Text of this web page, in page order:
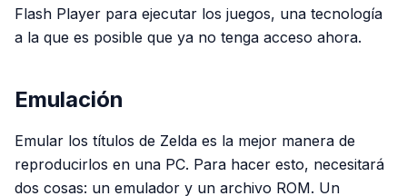
Flash Player para ejecutar los juegos, una tecnología
a la que es posible que ya no tenga acceso ahora.
Emulación
Emular los títulos de Zelda es la mejor manera de
reproducirlos en una PC. Para hacer esto, necesitará
dos cosas: un emulador y un archivo ROM. Un